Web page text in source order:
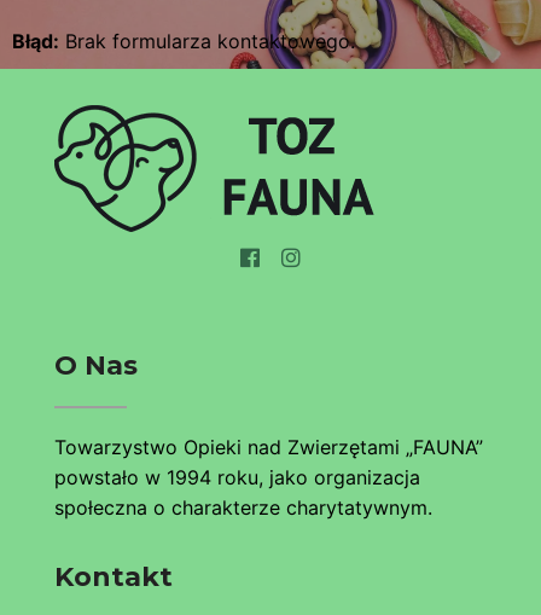
Błąd: Brak formularza kontaktowego.
O Nas
Towarzystwo Opieki nad Zwierzętami „FAUNA”
powstało w 1994 roku, jako organizacja
społeczna o charakterze charytatywnym.
Kontakt